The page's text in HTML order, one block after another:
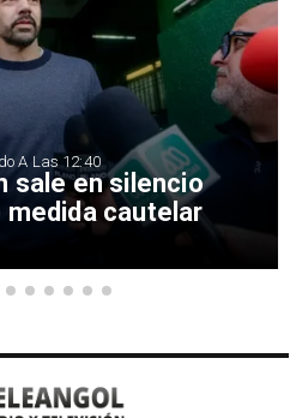
sale en silencio
cautelar
A Las 12:40